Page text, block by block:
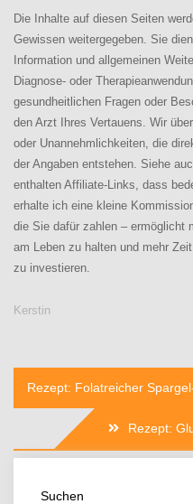
Die Inhalte auf diesen Seiten
Gewissen weitergegeben. Sie
Information und allgemeinen
Diagnose- oder
gesundheitlichen Fragen oder
den Arzt Ihres Vertauens. Wir
oder Unannehmlichkeiten, die
der Angaben entstehen. Siehe
enthalten Affiliate-Links, dass
erhalte ich eine kleine
die Sie dafür zahlen – ermöglicht
am Leben zu halten und mehr
zu investieren.
Kerstin
Beitragsnavigation
Rezept: Folatreicher
Rezept:
Suchen